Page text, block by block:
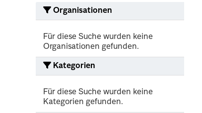
Organisationen
Für diese Suche wurden keine
Organisationen gefunden.
Kategorien
Für diese Suche wurden keine
Kategorien gefunden.